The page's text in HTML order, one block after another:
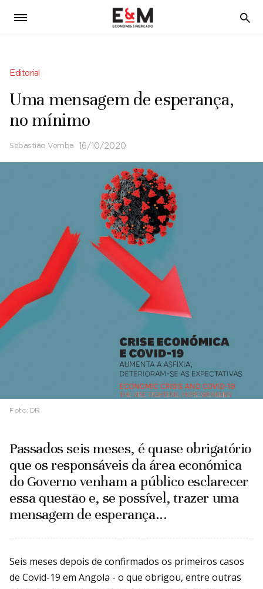
5
Editorial
Uma mensagem de esperança,
no mínimo
Sebastião Vemba 16/10/2020
Foto: DR
Passados seis meses, é quase obrigatório
que os responsáveis da área económica
do Governo venham a público esclarecer
essa questão e, se possível, trazer uma
mensagem de esperança...
Seis meses depois de confirmados os primeiros casos
de Covid-19 em Angola - o que obrigou, entre outras